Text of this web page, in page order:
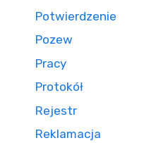
Potwierdzenie
Pozew
Pracy
Protokół
Rejestr
Reklamacja